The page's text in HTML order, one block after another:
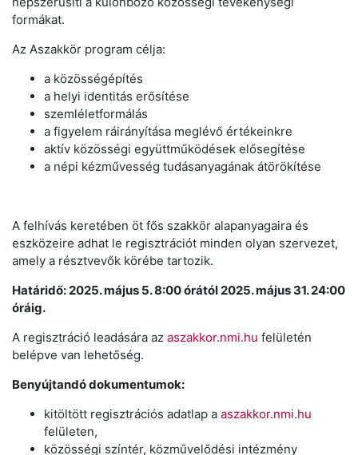
formákat.
Az Aszakkör program célja:
a közösségépítés
a helyi identitás erősítése
szemléletformálás
a figyelem ráirányítása meglévő értékeinkre
aktív közösségi együttműködések elősegítése
a népi kézművesség tudásanyagának átörökítése
A felhívás keretében öt fős szakkör alapanyagaira és
eszközeire adhat le regisztrációt minden olyan szervezet,
amely a résztvevők körébe tartozik.
Határidő: 2025. május 5. 8:00 órától 2025. május 31. 24:00
óráig.
A regisztráció leadására az aszakkor.nmi.hu felületén
belépve van lehetőség.
Benyújtandó dokumentumok:
kitöltött regisztrációs adatlap a aszakkor.nmi.hu
felületen,
közösségi színtér, közművelődési intézmény